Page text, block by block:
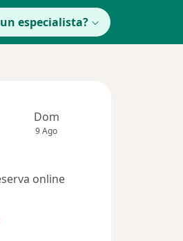
un especialista?
Dom
9 Ago
online